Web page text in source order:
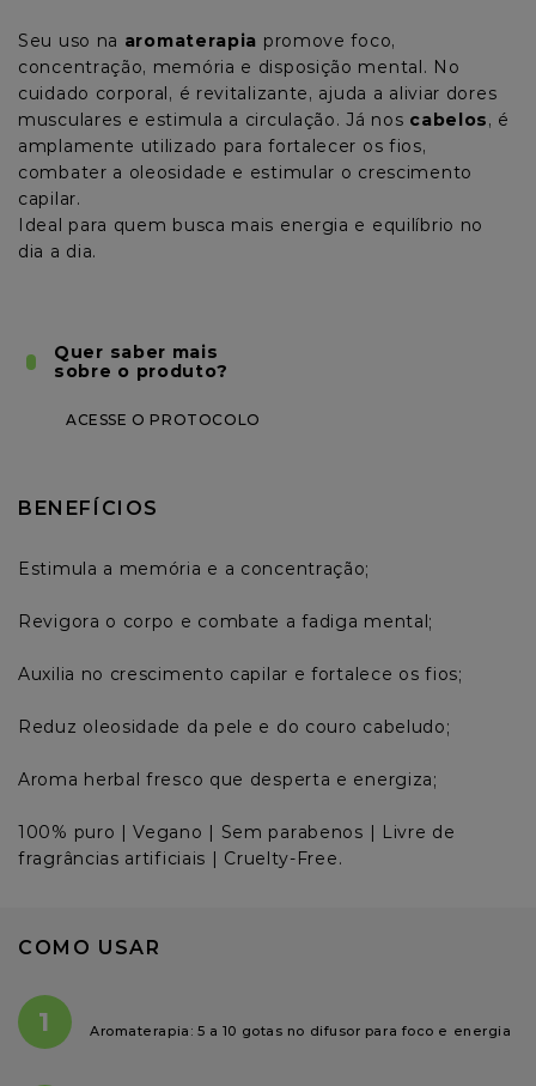
Seu uso na aromaterapia promove foco,
concentração, memória e disposição mental. No
cuidado corporal, é revitalizante, ajuda a aliviar dores
musculares e estimula a circulação. Já nos cabelos, é
amplamente utilizado para fortalecer os fios,
combater a oleosidade e estimular o crescimento
capilar.
Ideal para quem busca mais energia e equilíbrio no
dia a dia.
Quer saber mais
sobre o produto?
ACESSE O PROTOCOLO
BENEFÍCIOS
Estimula a memória e a concentração;
Revigora o corpo e combate a fadiga mental;
Auxilia no crescimento capilar e fortalece os fios;
Reduz oleosidade da pele e do couro cabeludo;
Aroma herbal fresco que desperta e energiza;
100% puro | Vegano | Sem parabenos | Livre de
fragrâncias artificiais | Cruelty-Free.
COMO USAR
1 Aromaterapia: 5 a 10 gotas no difusor para foco e energia
10º shampoo